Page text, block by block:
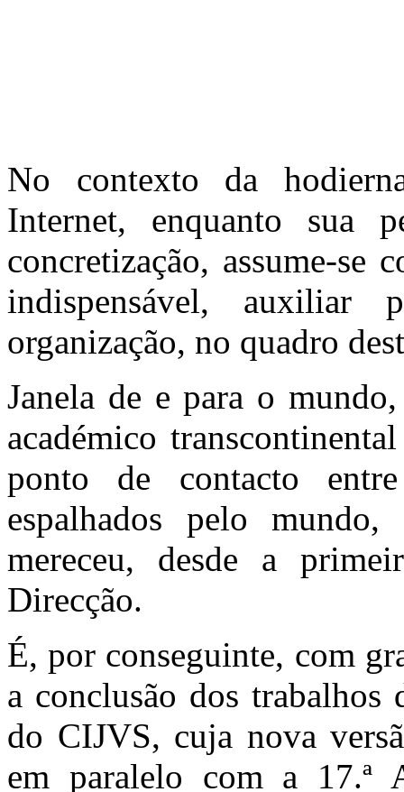
No contexto da
Internet, enquanto sua
concretização, assume-se
indispensável, auxiliar
organização, no quadro
Janela de e para o
académico
ponto de contacto
espalhados pelo
mereceu, desde a
Direcção.
É, por conseguinte, com
a conclusão dos
do CIJVS, cuja nova
em paralelo com a 17.ª